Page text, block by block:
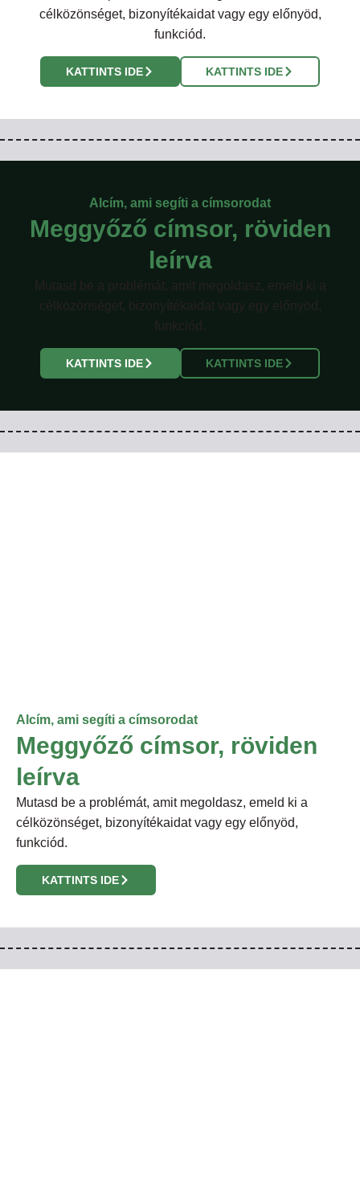
célközönséget, bizonyítékaidat vagy egy előnyöd,
funkciód.
KATTINTS IDE KATTINTS IDE
Alcím, ami segíti a címsorodat
Meggyőző címsor, röviden
leírva
Mutasd be a problémát, amit megoldasz, emeld ki a
célközönséget, bizonyítékaidat vagy egy előnyöd,
funkciód.
KATTINTS IDE KATTINTS IDE
Alcím, ami segíti a címsorodat
Meggyőző címsor, röviden
leírva
Mutasd be a problémát, amit megoldasz, emeld ki a
célközönséget, bizonyítékaidat vagy egy előnyöd,
funkciód.
KATTINTS IDE